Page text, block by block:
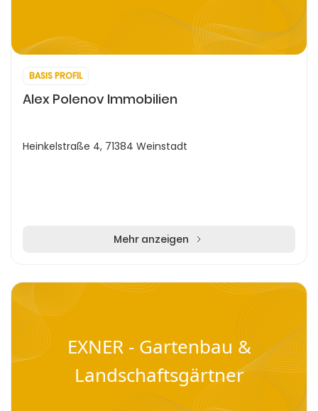
BASIS PROFIL
Alex Polenov Immobilien
Heinkelstraße 4, 71384 Weinstadt
Mehr anzeigen
EXNER - Gartenbau &
Landschaftsgärtner